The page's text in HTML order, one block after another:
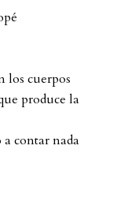
los cuerpos
produce la
contar nada